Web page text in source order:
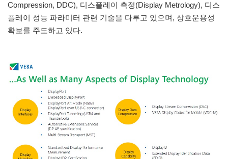
Compression, DDC), 디스플레이 측정(Display Metrology), 디스
플레이 성능 파라미터 관련 기술을 다루고 있으며, 상호운용성
확보를 주도하고 있다.